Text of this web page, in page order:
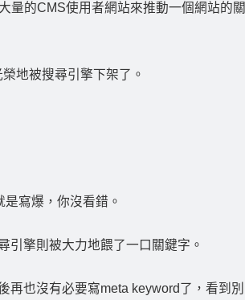
量的CMS使用者網站來推動一個網站的關
地被搜尋引擎下架了。
寫爆，你沒看錯。
引擎則被大力地餵了一口關鍵字。
再也沒有必要寫meta keyword了，看到別